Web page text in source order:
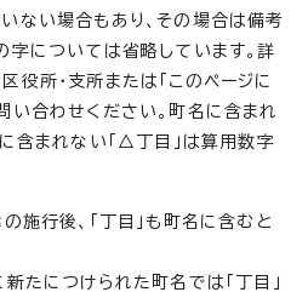
ない場合もあり、その場合は備考
字については省略しています。詳
役所・支所または「このページに
い合わせください。町名に含まれ
含まれない「△丁目」は算用数字
施行後、「丁目」も町名に含むと
たにつけられた町名では「丁目」